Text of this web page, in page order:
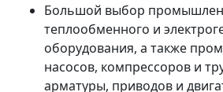
Большой выбор
теплообменного и
оборудования, а также
насосов, компрессоров и
арматуры, приводов и